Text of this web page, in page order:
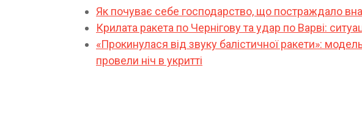
Як почуває себе господарство, що постраждало
Крилата ракета по Чернігову та удар по Варві:
«Прокинулася від звуку балістичної ракети»:
провели ніч в укритті